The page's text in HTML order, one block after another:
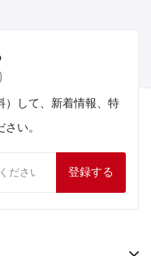
）して、新着情報、特
い。
登録する